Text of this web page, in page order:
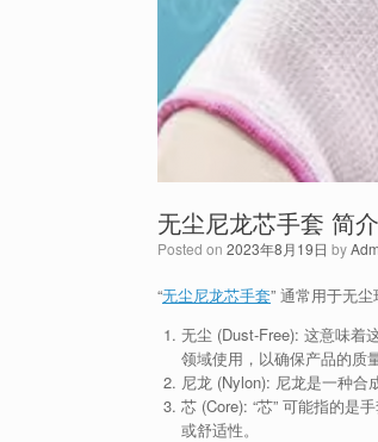
无尘尼龙芯手套 简介
Posted on 2023年8月19日 by
“无尘尼龙芯手套” 通常用于无
无尘 (Dust-Free): 这意味着
领域使用，以确保产品的质
尼龙 (Nylon): 尼龙是一种合
芯 (Core): “芯” 可能指的是
或舒适性。